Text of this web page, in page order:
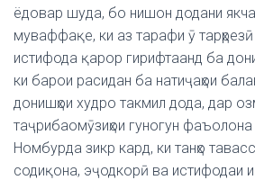
ёдовар шуда, бо нишон додани
муваффақе, ки аз тарафи ӯ
истифода қарор гирифтаанд ба
ки барои расидан ба натиҷаҳои
донишҳои худро такмил дода, дар
таҷрибаомӯзиҳои гуногун
Номбурда зикр кард, ки танҳо
содиқона, эҷодкорӣ ва истифодаи